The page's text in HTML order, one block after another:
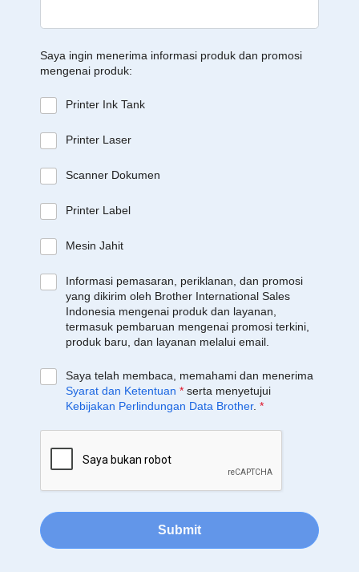
Saya ingin menerima informasi produk dan promosi
mengenai produk:
Printer Ink Tank
Printer Laser
Scanner Dokumen
Printer Label
Mesin Jahit
Informasi pemasaran, periklanan, dan promosi
yang dikirim oleh Brother International Sales
Indonesia mengenai produk dan layanan,
termasuk pembaruan mengenai promosi terkini,
produk baru, dan layanan melalui email.
Saya telah membaca, memahami dan menerima
Syarat dan Ketentuan * serta menyetujui
Kebijakan Perlindungan Data Brother. *
Submit